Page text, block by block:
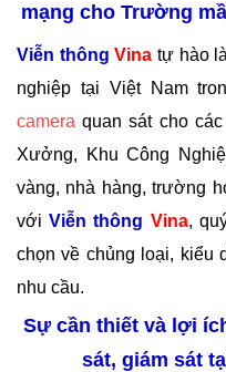
mạng cho Trường
Viễn thông Vina tự hào
nghiệp tại Việt Nam
camera quan sát cho
Xưởng, Khu Công
vàng, nhà hàng, trường
vớiViễn thông Vina,
chọn về chủng loại, kiểu
nhu cầu.
Sự cần thiết và lợi
sát, giám sát